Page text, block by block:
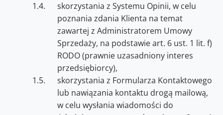
skorzystania z Systemu Opinii, w celu
poznania zdania Klienta na temat
zawartej z Administratorem Umowy
Sprzedaży, na podstawie art. 6 ust. 1 lit. f)
RODO (prawnie uzasadniony interes
przedsiębiorcy),
skorzystania z Formularza Kontaktowego
lub nawiązania kontaktu drogą mailową,
w celu wysłania wiadomości do